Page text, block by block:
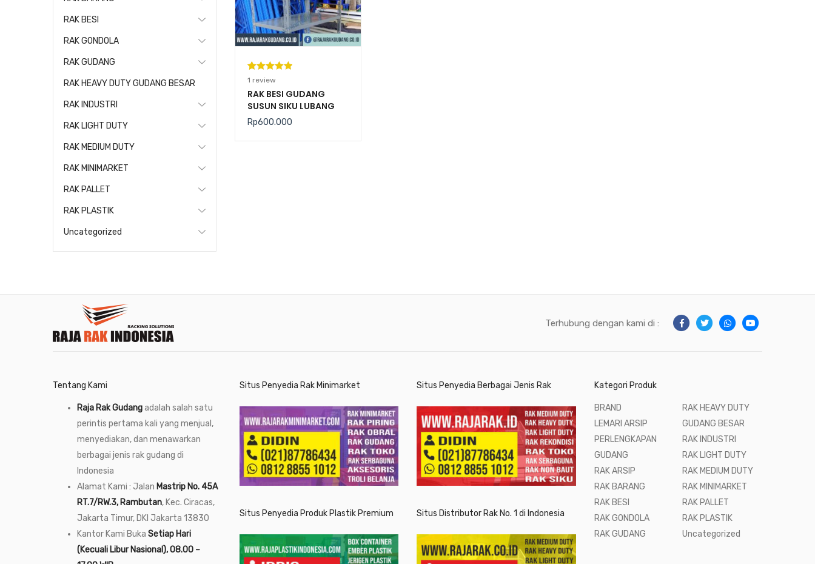
Peringkat
5.00dari 5
berdasarka
n
1
penilaian
1 review
RAK BESI GUDANG
SUSUN SIKU LUBANG
BEKAS DI REKONDISI
Rp600.000
RAK BESI
RAK GONDOLA
RAK GUDANG
RAK HEAVY DUTY GUDANG BESAR
RAK INDUSTRI
RAK LIGHT DUTY
RAK MEDIUM DUTY
RAK MINIMARKET
RAK PALLET
RAK PLASTIK
Uncategorized
Terhubung dengan kami di :
Tentang Kami
Raja Rak Gudangadalah salah satu
perintis pertama kali yang menjual,
menyediakan, dan menawarkan
berbagai jenis rak gudang di
Indonesia
Alamat Kami : Jalan Mastrip No. 45A
RT.7/RW.3, Rambutan, Kec. Ciracas,
Jakarta Timur, DKI Jakarta 13830
Kantor Kami Buka Setiap Hari
(Kecuali Libur Nasional), 08.00 –
Situs Penyedia Rak Minimarket
Situs Penyedia Produk Plastik Premium
Situs Penyedia Berbagai Jenis Rak
Situs Distributor Rak No. 1 di Indonesia
Kategori Produk
BRAND
LEMARI ARSIP
PERLENGKAPAN
GUDANG
RAK ARSIP
RAK BARANG
RAK BESI
RAK GONDOLA
RAK GUDANG
RAK HEAVY DUTY
GUDANG BESAR
RAK INDUSTRI
RAK LIGHT DUTY
RAK MEDIUM DUTY
RAK MINIMARKET
RAK PALLET
RAK PLASTIK
Uncategorized